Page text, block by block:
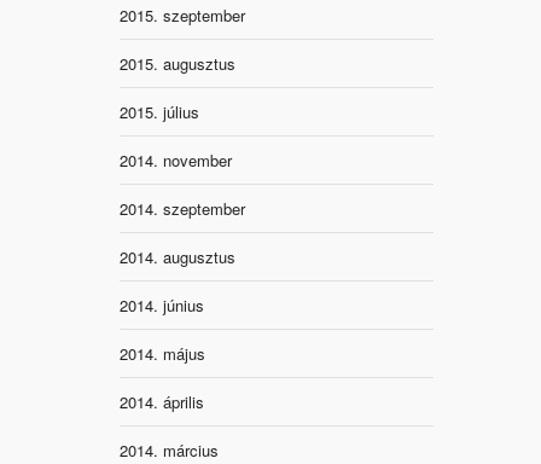
2015. szeptember
2015. augusztus
2015. július
2014. november
2014. szeptember
2014. augusztus
2014. június
2014. május
2014. április
2014. március